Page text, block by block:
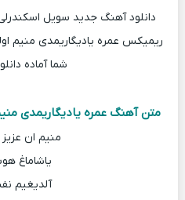
ریمیکس عمره یادیگاریمدی منیم
شما آماده
متن آهنگ عمره یادیگاریمدی
منیم ان
یاشاماغ
آلدیغیم